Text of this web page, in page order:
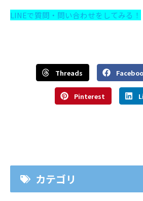
LINEで質問・問い合わせをしてみる！
Threads
Pinterest
カテゴリ